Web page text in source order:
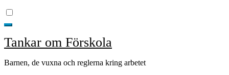
Tankar om Förskola
Barnen, de vuxna och reglerna kring arbetet